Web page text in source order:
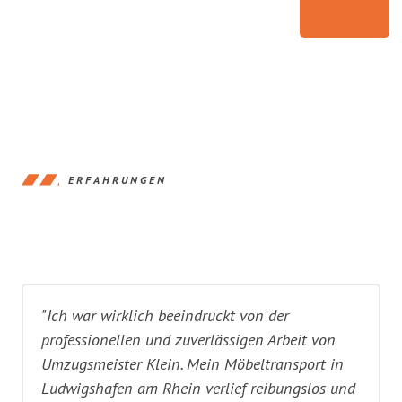
ERFAHRUNGEN
"Ich war wirklich beeindruckt von der
professionellen und zuverlässigen Arbeit von
Umzugsmeister Klein. Mein Möbeltransport in
Ludwigshafen am Rhein verlief reibungslos und